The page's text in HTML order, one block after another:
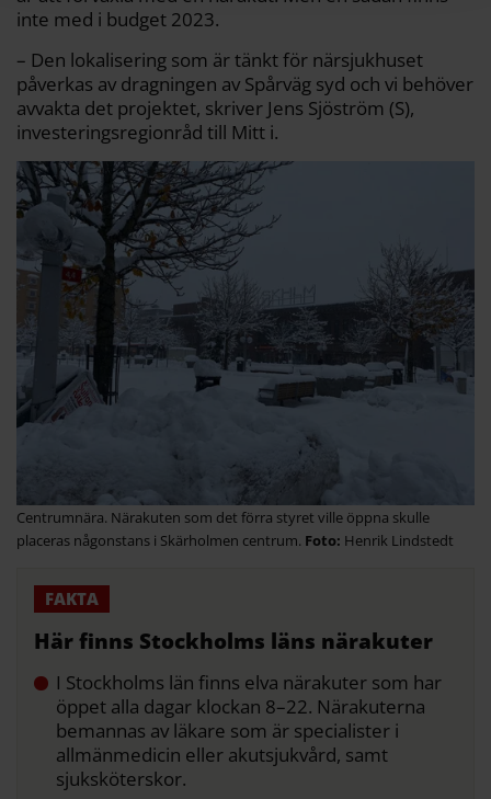
inte med i budget 2023.
– Den lokalisering som är tänkt för närsjukhuset
påverkas av dragningen av Spårväg syd och vi behöver
avvakta det projektet, skriver Jens Sjöström (S),
investeringsregionråd till Mitt i.
Centrumnära. Närakuten som det förra styret ville öppna skulle
placeras någonstans i Skärholmen centrum.
Henrik Lindstedt
Här finns Stockholms läns närakuter
I Stockholms län finns elva närakuter som har
öppet alla dagar klockan 8–22. Närakuterna
bemannas av läkare som är specialister i
allmänmedicin eller akutsjukvård, samt
sjuksköterskor.